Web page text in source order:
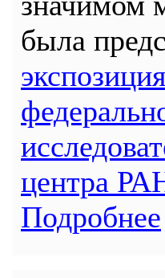
была
центра
Подробнее